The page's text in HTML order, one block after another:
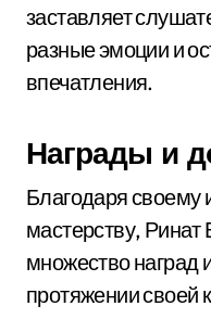
заставляет
разные эмоции и
впечатления.
Награды и
Благодаря своему
мастерству,
множество наград
протяжении своей